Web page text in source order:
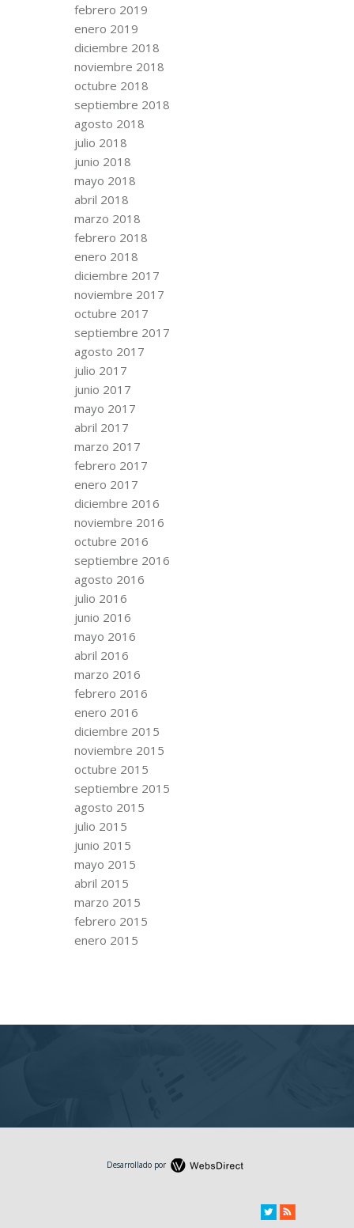
febrero 2019
enero 2019
diciembre 2018
noviembre 2018
octubre 2018
septiembre 2018
agosto 2018
julio 2018
junio 2018
mayo 2018
abril 2018
marzo 2018
febrero 2018
enero 2018
diciembre 2017
noviembre 2017
octubre 2017
septiembre 2017
agosto 2017
julio 2017
junio 2017
mayo 2017
abril 2017
marzo 2017
febrero 2017
enero 2017
diciembre 2016
noviembre 2016
octubre 2016
septiembre 2016
agosto 2016
julio 2016
junio 2016
mayo 2016
abril 2016
marzo 2016
febrero 2016
enero 2016
diciembre 2015
noviembre 2015
octubre 2015
septiembre 2015
agosto 2015
julio 2015
junio 2015
mayo 2015
abril 2015
marzo 2015
febrero 2015
enero 2015
Desarrollado por